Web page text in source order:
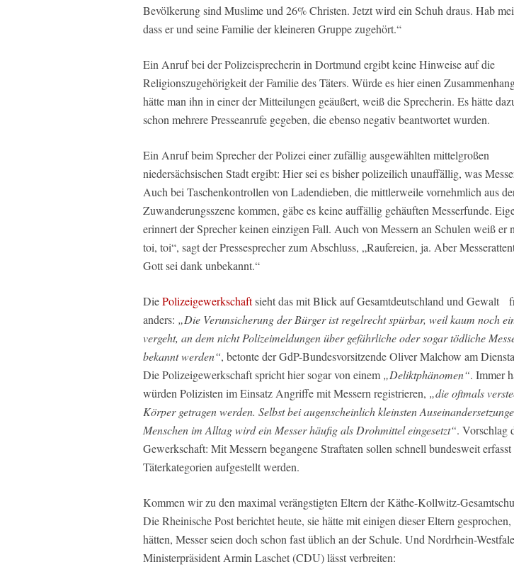
Bevölkerung sind Muslime und 26% Christen. Jetzt wird ein Schuh draus. Hab
dass er und seine Familie der kleineren Gruppe zugehört.“
Ein Anruf bei der Polizeisprecherin in Dortmund ergibt keine Hinweise auf die
Religionszugehörigkeit der Familie des Täters. Würde es hier einen
hätte man ihn in einer der Mitteilungen geäußert, weiß die Sprecherin. Es hätte
schon mehrere Presseanrufe gegeben, die ebenso negativ beantwortet wurden.
Ein Anruf beim Sprecher der Polizei einer zufällig ausgewählten mittelgroßen
niedersächsischen Stadt ergibt: Hier sei es bisher polizeilich unauffällig, was
Auch bei Taschenkontrollen von Ladendieben, die mittlerweile vornehmlich aus
Zuwanderungsszene kommen, gäbe es keine auffällig gehäuften Messerfunde.
erinnert der Sprecher keinen einzigen Fall. Auch von Messern an Schulen weiß er
toi, toi“, sagt der Pressesprecher zum Abschluss, „Raufereien, ja. Aber
Gott sei dank unbekannt.“
DiePolizeigewerkschaftsieht das mit Blick auf Gesamtdeutschland und Gewalt
anders: „Die Verunsicherung der Bürger ist regelrecht spürbar, weil kaum noch
vergeht, an dem nicht Polizeimeldungen über gefährliche oder sogar tödliche
bekannt werden“, betonte der GdP-Bundesvorsitzende Oliver Malchow am
Die Polizeigewerkschaft spricht hier sogar von einem „Deliktphänomen“. Immer
würden Polizisten im Einsatz Angriffe mit Messern registrieren, „die oftmals
Körper getragen werden. Selbst bei augenscheinlich kleinsten
Menschen im Alltag wird ein Messer häufig als Drohmittel eingesetzt“. Vorschlag
Gewerkschaft: Mit Messern begangene Straftaten sollen schnell bundesweit erfasst
Täterkategorien aufgestellt werden.
Kommen wir zu den maximal verängstigten Eltern der Käthe-Kollwitz-
Die Rheinische Post berichtet heute, sie hätte mit einigen dieser Eltern
hätten, Messer seien doch schon fast üblich an der Schule. Und Nordrhein-
Ministerpräsident Armin Laschet (CDU) lässt verbreiten: